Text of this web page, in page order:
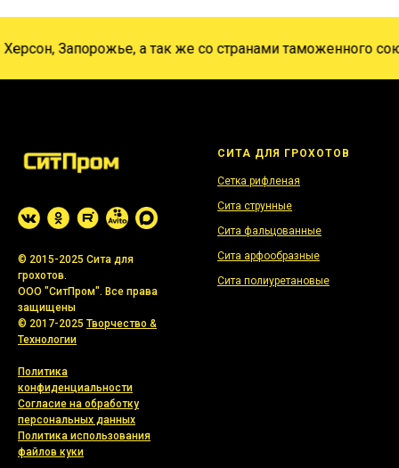
Запорожье, а так же со странами таможенного союза
© 2015-2025 Сита для
грохотов.
ООО "СитПром". Все права
защищены
© 2017-2025 Творчество &
Технологии
Политика
конфиденциальности
Согласие на обработку
персональных данных
Политика использования
файлов куки
СИТА ДЛЯ ГРОХОТОВ
Сетка рифленая
Сита струнные
Сита фальцованные
Сита арфообразные
Сита полиуретановые